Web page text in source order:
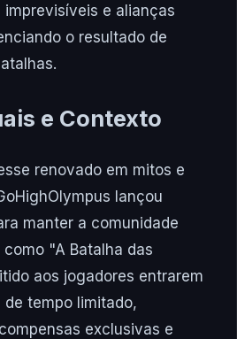
e alianças
o resultado de
e Contexto
renovado em mitos e
lançou
manter a comunidade
"A Batalha das
aos jogadores entrarem
tempo limitado,
exclusivas e